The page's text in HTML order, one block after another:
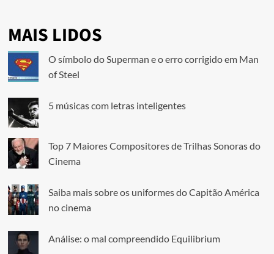
MAIS LIDOS
O símbolo do Superman e o erro corrigido em Man
of Steel
5 músicas com letras inteligentes
Top 7 Maiores Compositores de Trilhas Sonoras do
Cinema
Saiba mais sobre os uniformes do Capitão América
no cinema
Análise: o mal compreendido Equilibrium